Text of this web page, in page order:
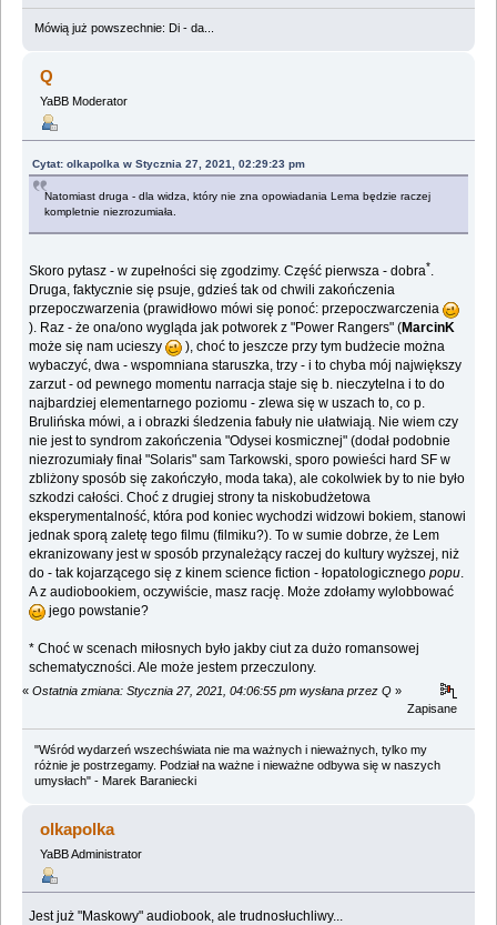
Mówią już powszechnie: Di - da...
Q
YaBB Moderator
Cytat: olkapolka w Stycznia 27, 2021, 02:29:23 pm
Natomiast druga - dla widza, który nie zna opowiadania Lema będzie raczej
kompletnie niezrozumiała.
Skoro pytasz - w zupełności się zgodzimy. Część pierwsza - dobra*.
Druga, faktycznie się psuje, gdzieś tak od chwili zakończenia
przepoczwarzenia (prawidłowo mówi się ponoć: przepoczwarczenia
). Raz - że ona/ono wygląda jak potworek z "Power Rangers" (MarcinK
może się nam ucieszy
), choć to jeszcze przy tym budżecie można
wybaczyć, dwa - wspomniana staruszka, trzy - i to chyba mój największy
zarzut - od pewnego momentu narracja staje się b. nieczytelna i to do
najbardziej elementarnego poziomu - zlewa się w uszach to, co p.
Brulińska mówi, a i obrazki śledzenia fabuły nie ułatwiają. Nie wiem czy
nie jest to syndrom zakończenia "Odysei kosmicznej" (dodał podobnie
niezrozumiały finał "Solaris" sam Tarkowski, sporo powieści hard SF w
zbliżony sposób się zakończyło, moda taka), ale cokolwiek by to nie było
szkodzi całości. Choć z drugiej strony ta niskobudżetowa
eksperymentalność, która pod koniec wychodzi widzowi bokiem, stanowi
jednak sporą zaletę tego filmu (filmiku?). To w sumie dobrze, że Lem
ekranizowany jest w sposób przynależący raczej do kultury wyższej, niż
do - tak kojarzącego się z kinem science fiction - łopatologicznegopopu.
A z audiobookiem, oczywiście, masz rację. Może zdołamy wylobbować
jego powstanie?
* Choć w scenach miłosnych było jakby ciut za dużo romansowej
schematyczności. Ale może jestem przeczulony.
« Ostatnia zmiana: Stycznia 27, 2021, 04:06:55 pm wysłana przez Q »
Zapisane
"Wśród wydarzeń wszechświata nie ma ważnych i nieważnych, tylko my
różnie je postrzegamy. Podział na ważne i nieważne odbywa się w naszych
umysłach" - Marek Baraniecki
olkapolka
YaBB Administrator
Jest już "Maskowy" audiobook, ale trudnosłuchliwy...